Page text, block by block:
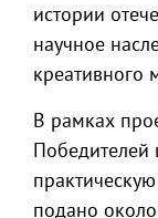
истории
научное
креативного
В рамках
Победителей
подано